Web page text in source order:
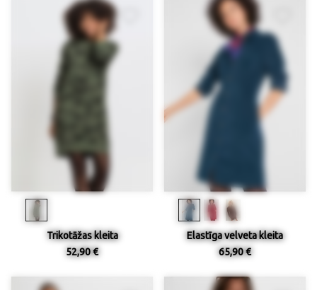
Trikotāžas kleita
52,90 €
Elastīga velveta kleita
65,90 €